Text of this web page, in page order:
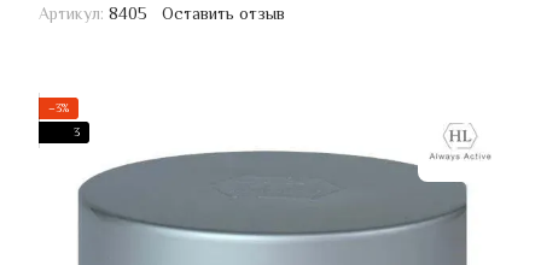
Артикул: 8405 Оставить отзыв
−3%
3